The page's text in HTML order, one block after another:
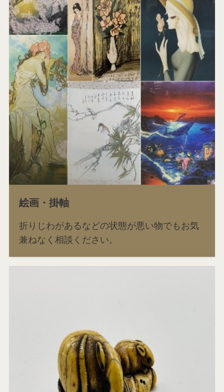
絵画・掛軸
折りじわがあるなどの状態が悪い物でもお気
兼ねなく相談ください。